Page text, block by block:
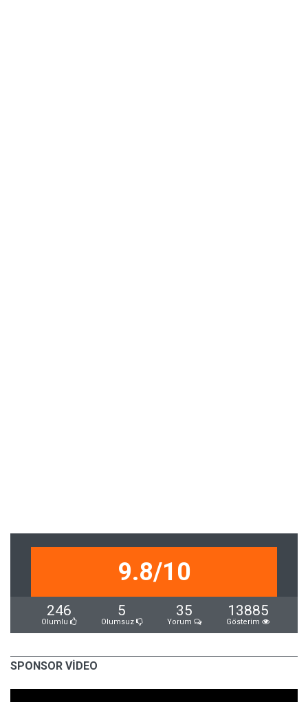
9.8/10
246
Olumlu
5
Olumsuz
35
Yorum
13885
Gösterim
SPONSOR VİDEO